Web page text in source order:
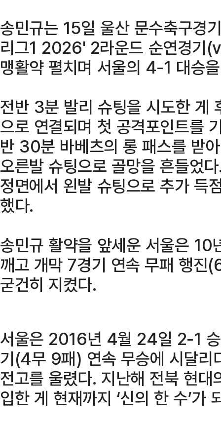
송민규는 15일 울산 문수축구경
리그1 2026' 2라운드 순연경기
맹활약 펼치며 서울의 4-1 대승
전반 3분 발리 슈팅을 시도한 게
으로 연결되며 첫 공격포인트를
반 30분 바베츠의 롱 패스를 받
오른발 슈팅으로 골망을 흔들었
정면에서 왼발 슈팅으로 추가 득
했다.
송민규 활약을 앞세운 서울은 10
깨고 개막 7경기 연속 무패 행진
굳건히 지켰다.
서울은 2016년 4월 24일 2-1
기(4무 9패) 연속 무승에 시달
전고를 울렸다. 지난해 전북 현
입한 게 현재까지 ‘신의 한 수’가